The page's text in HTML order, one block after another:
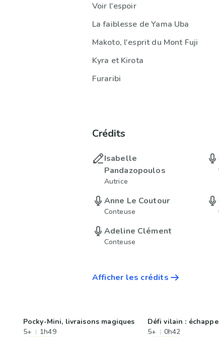
Voir l'espoir
La faiblesse de Yama Uba
Makoto, l'esprit du Mont Fuji
Kyra et Kirota
Furaribi
Crédits
Isabelle
Pandazopoulos
Autrice
Anne Le Coutour
Conteuse
Adeline Clément
Conteuse
Afficher les crédits
Pocky-Mini, livraisons magiques
5+
1h49
Défi vilain :
5+
0h42